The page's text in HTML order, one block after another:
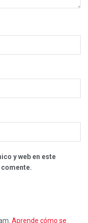
y web en este
Aprende cómo se